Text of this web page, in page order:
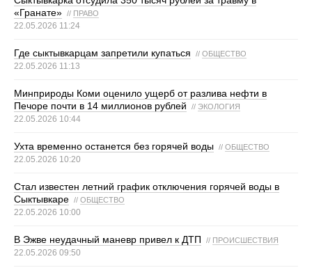
«Гранате» // ПРАВО
22.05.2026 11:24
Где сыктывкарцам запретили купаться // ОБЩЕСТВО
22.05.2026 11:13
Минприроды Коми оценило ущерб от разлива нефти в
Печоре почти в 14 миллионов рублей
// ЭКОЛОГИЯ
22.05.2026 10:44
Ухта временно останется без горячей воды // ОБЩЕСТВО
22.05.2026 10:20
Стал известен летний график отключения горячей воды в
Сыктывкаре // ОБЩЕСТВО
22.05.2026 10:00
В Эжве неудачный маневр привел к ДТП // ПРОИСШЕСТВИЯ
22.05.2026 09:50